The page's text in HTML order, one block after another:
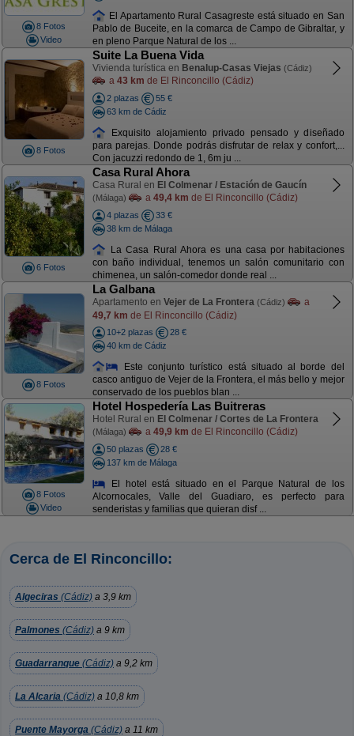
8 Fotos
Video
El Apartamento Rural Casagreste está situado en San
Pablo de Buceite, en la comarca de Campo de Gibraltar, y
en pleno Parque Natural de los ...
8 Fotos
Suite La Buena Vida
Vivienda turística en Benalup-Casas Viejas (Cádiz)
a 43 km de El Rinconcillo (Cádiz)
2 plazas
55 €
63 km de Cádiz
Exquisito alojamiento privado pensado y diseñado
para parejas. Donde podrás disfrutar de relax y confort,...
Con jacuzzi redondo de 1, 6m ju ...
6 Fotos
Casa Rural Ahora
Casa Rural en El Colmenar / Estación de Gaucín
(Málaga) a 49,4 km de El Rinconcillo (Cádiz)
4 plazas
33 €
38 km de Málaga
La Casa Rural Ahora es una casa por habitaciones
con baño individual, tenemos un salón comunitario con
chimenea, un salón-comedor donde real ...
8 Fotos
La Galbana
Apartamento en Vejer de La Frontera (Cádiz)
a
49,7 km de El Rinconcillo (Cádiz)
10+2 plazas
28 €
40 km de Cádiz
Este conjunto turístico está situado al borde del
casco antiguo de Vejer de la Frontera, el más bello y mejor
conservado de los pueblos blan ...
8 Fotos
Video
Hotel Hospedería Las Buitreras
Hotel Rural en El Colmenar / Cortes de La Frontera
(Málaga) a 49,9 km de El Rinconcillo (Cádiz)
50 plazas
28 €
137 km de Málaga
El hotel está situado en el Parque Natural de los
Alcornocales, Valle del Guadiaro, es perfecto para
senderistas y familias que quieran disf ...
Cerca de El Rinconcillo:
Algeciras (Cádiz) a 3,9 km
Palmones (Cádiz) a 9 km
Guadarranque (Cádiz) a 9,2 km
La Alcaria (Cádiz) a 10,8 km
Puente Mayorga (Cádiz) a 11 km